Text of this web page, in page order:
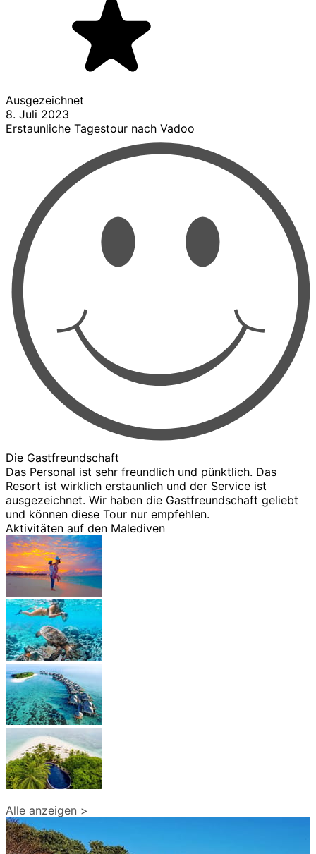
Ausgezeichnet
8. Juli 2023
Erstaunliche Tagestour nach Vadoo
Die Gastfreundschaft
Das Personal ist sehr freundlich und pünktlich. Das
Resort ist wirklich erstaunlich und der Service ist
ausgezeichnet. Wir haben die Gastfreundschaft geliebt
und können diese Tour nur empfehlen.
Aktivitäten auf den Malediven
Alle anzeigen >